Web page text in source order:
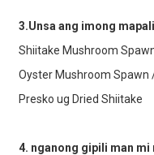
3.Unsa ang imong
Shiitake Mushroom
Oyster Mushroom Spawn
Presko ug Dried Shiitake
4. nganong gipili man mi